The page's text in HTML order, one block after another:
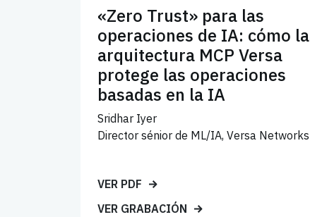
«Zero Trust» para las
operaciones de IA: cómo la
arquitectura MCP Versa
protege las operaciones
basadas en la IA
Sridhar Iyer
Director sénior de ML/IA, Versa Networks
VER PDF
VER GRABACIÓN